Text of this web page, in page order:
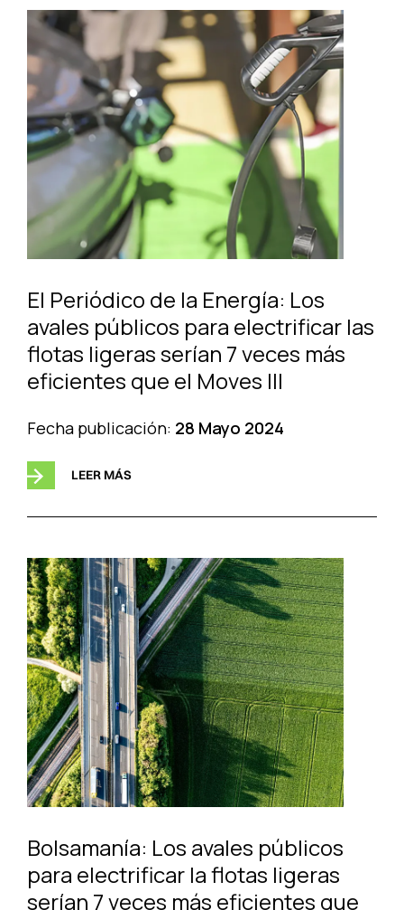
El Periódico de la Energía: Los
avales públicos para electrificar las
flotas ligeras serían 7 veces más
eficientes que el Moves III
Fecha publicación: 28 Mayo 2024
LEER MÁS
Bolsamanía: Los avales públicos
para electrificar la flotas ligeras
serían 7 veces más eficientes que